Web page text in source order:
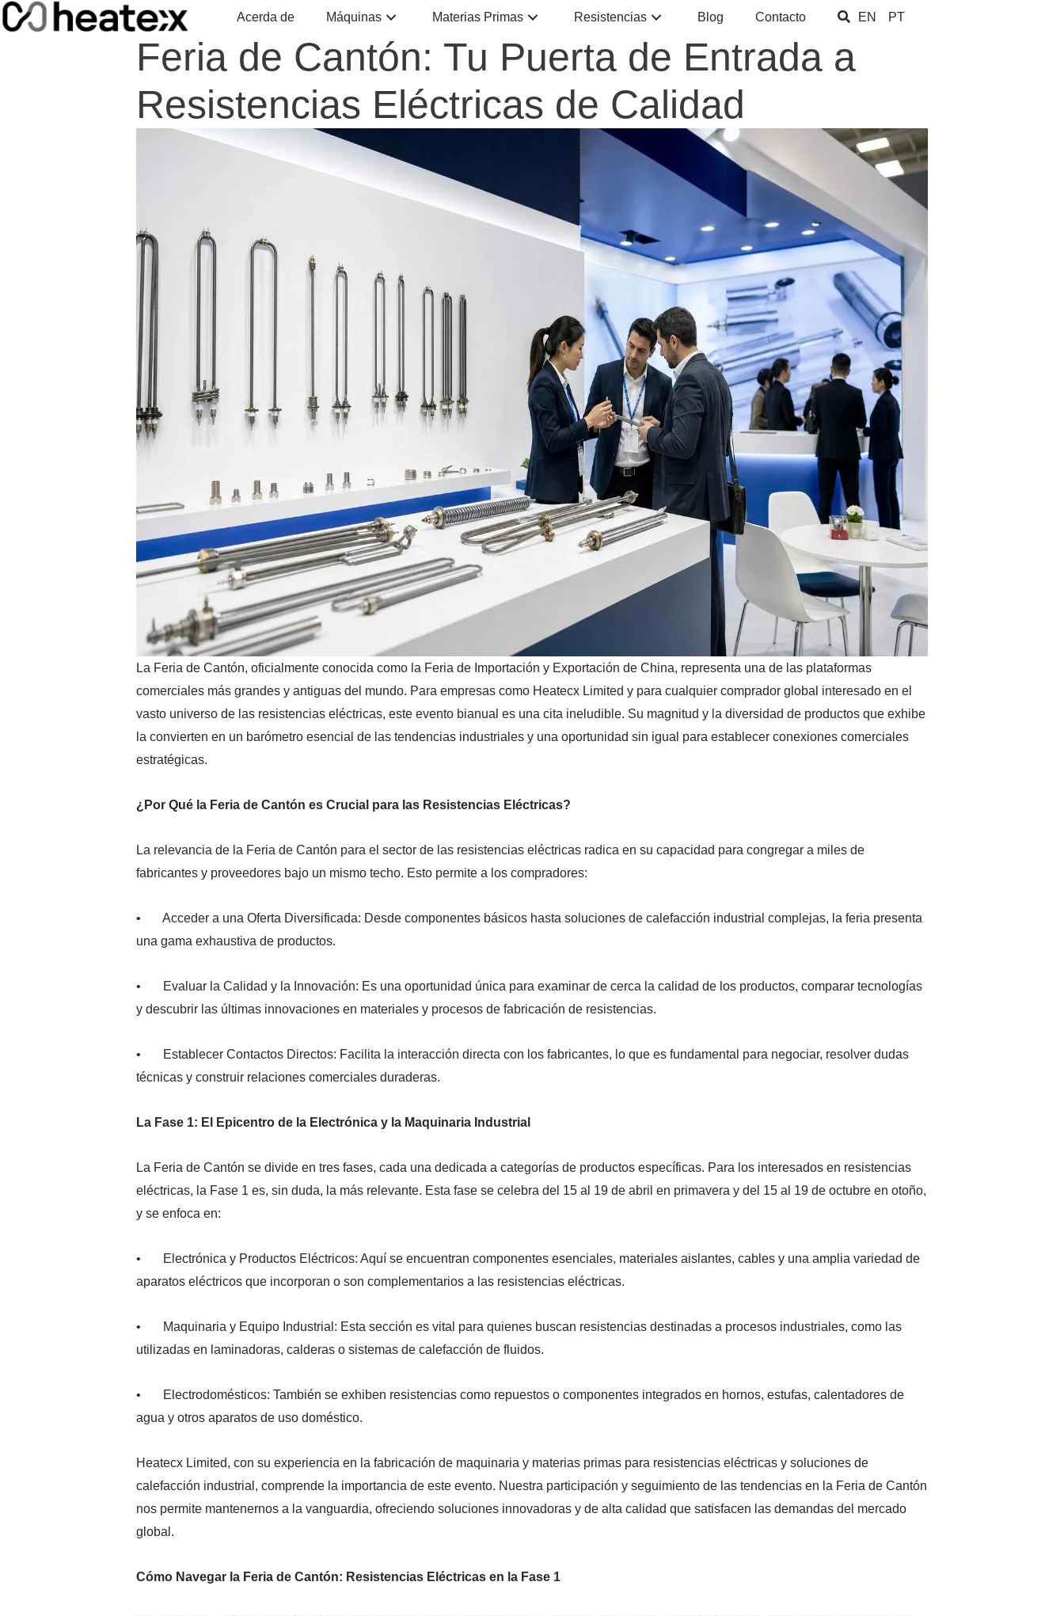
Skip
to
Acerda de Máquinas Materias Primas Resistencias Blog Contacto EN PT
Feria de Cantón: Tu Puerta de Entrada a
Resistencias Eléctricas de Calidad
La Feria de Cantón, oficialmente conocida como la Feria de Importación y Exportación de China, representa una de las plataformas
comerciales más grandes y antiguas del mundo. Para empresas como Heatecx Limited y para cualquier comprador global interesado en el
vasto universo de las resistencias eléctricas, este evento bianual es una cita ineludible. Su magnitud y la diversidad de productos que exhibe
la convierten en un barómetro esencial de las tendencias industriales y una oportunidad sin igual para establecer conexiones comerciales
estratégicas.
¿Por Qué la Feria de Cantón es Crucial para las Resistencias Eléctricas?
La relevancia de la Feria de Cantón para el sector de las resistencias eléctricas radica en su capacidad para congregar a miles de
fabricantes y proveedores bajo un mismo techo. Esto permite a los compradores:
• Acceder a una Oferta Diversificada: Desde componentes básicos hasta soluciones de calefacción industrial complejas, la feria presenta
una gama exhaustiva de productos.
• Evaluar la Calidad y la Innovación: Es una oportunidad única para examinar de cerca la calidad de los productos, comparar tecnologías
y descubrir las últimas innovaciones en materiales y procesos de fabricación de resistencias.
• Establecer Contactos Directos: Facilita la interacción directa con los fabricantes, lo que es fundamental para negociar, resolver dudas
técnicas y construir relaciones comerciales duraderas.
La Fase 1: El Epicentro de la Electrónica y la Maquinaria Industrial
La Feria de Cantón se divide en tres fases, cada una dedicada a categorías de productos específicas. Para los interesados en resistencias
eléctricas, la Fase 1 es, sin duda, la más relevante. Esta fase se celebra del 15 al 19 de abril en primavera y del 15 al 19 de octubre en otoño,
y se enfoca en:
• Electrónica y Productos Eléctricos: Aquí se encuentran componentes esenciales, materiales aislantes, cables y una amplia variedad de
aparatos eléctricos que incorporan o son complementarios a las resistencias eléctricas.
• Maquinaria y Equipo Industrial: Esta sección es vital para quienes buscan resistencias destinadas a procesos industriales, como las
utilizadas en laminadoras, calderas o sistemas de calefacción de fluidos.
• Electrodomésticos: También se exhiben resistencias como repuestos o componentes integrados en hornos, estufas, calentadores de
agua y otros aparatos de uso doméstico.
Heatecx Limited, con su experiencia en la fabricación de maquinaria y materias primas para resistencias eléctricas y soluciones de
calefacción industrial, comprende la importancia de este evento. Nuestra participación y seguimiento de las tendencias en la Feria de Cantón
nos permite mantenernos a la vanguardia, ofreciendo soluciones innovadoras y de alta calidad que satisfacen las demandas del mercado
global.
Cómo Navegar la Feria de Cantón: Resistencias Eléctricas en la Fase 1